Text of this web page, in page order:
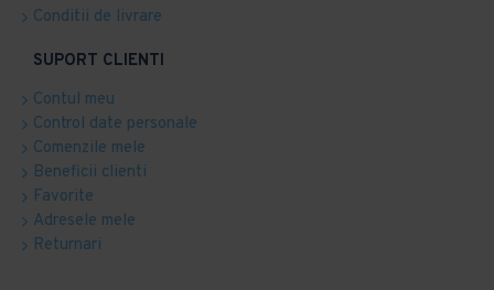
Conditii de livrare
SUPORT CLIENTI
Contul meu
Control date personale
Comenzile mele
Beneficii clienti
Favorite
Adresele mele
Returnari